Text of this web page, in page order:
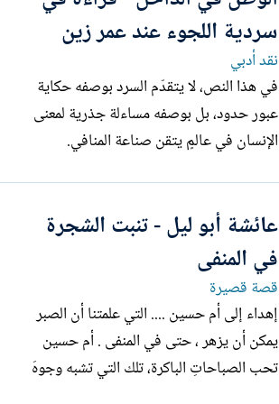
والانتقام، بين الأنثى...
سردية اللجوء عند عمر زين
نقد أدبي
في هذا النص، لا يتقدّم السرد بوصفه حكاية
عبور حدود، بل بوصفه مساءلة جذرية لمعنى
الإنسان في عالمٍ يتقن صناعة المنافي.
تتكشّف فيها هشاشة الحضارة الحديثة حين
تُوضع أمام ضميرها العاري. هنا يلتقي إنسانٌ
جُرِّد من وطنه بإنسانٍ...
عائشة أبو ليل - تنبت الشجرة
في المنفى
قصة قصيرة
إهداء إلى أم حسين .... التي علمتنا أن الصبر
يمكن أن يزهر ، حتى في المنفى . أم حسين
تحب الصباحاتِ الباكرة، تلك التي تشبه وجوهَ